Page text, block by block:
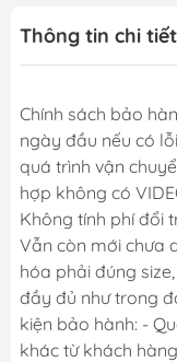
Thông tin chi tiết
Chính sách bảo
ngày đầu nếu có
quá trình vận
hợp không có
Không tính phí đổi
Vẫn còn mới chưa
hóa phải đúng
đầy đủ như trong
kiện bảo hành: -
khác từ khách